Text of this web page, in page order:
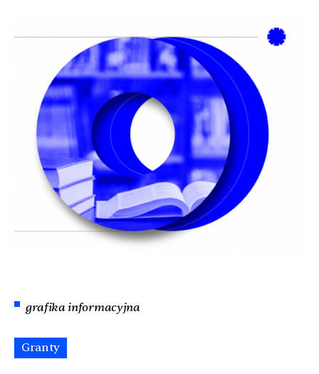
grafika informacyjna
Granty